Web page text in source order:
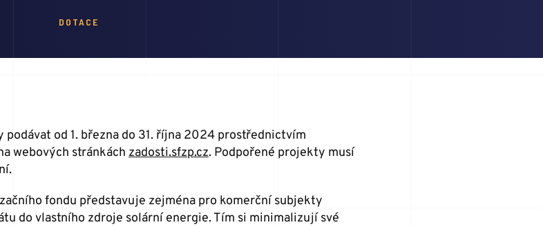
DOTACE
od 1. března do 31. října 2024 prostřednictvím
webových stránkách zadosti.sfzp.cz. Podpořené projekty musí
fondu představuje zejména pro komerční subjekty
do vlastního zdroje solární energie. Tím si minimalizují své